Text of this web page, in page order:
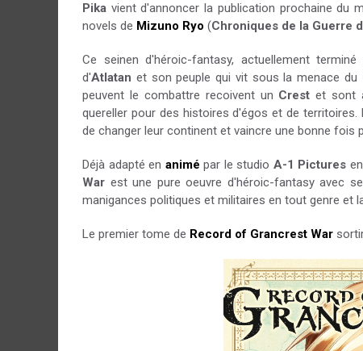
Pika vient d'annoncer la publication prochaine du
novels de Mizuno Ryo (Chroniques de la Guerre
Ce seinen d'héroic-fantasy, actuellement
d'Atlatan et son peuple qui vit sous la menace du
peuvent le combattre recoivent un Crest et sont
quereller pour des histoires d'égos et de
de changer leur continent et vaincre une bonne fois
Déjà adapté en animé par le studio A-1 Pictures
War est une pure oeuvre d'héroic-fantasy avec
manigances politiques et militaires en tout genre et
Le premier tome de Record of Grancrest War